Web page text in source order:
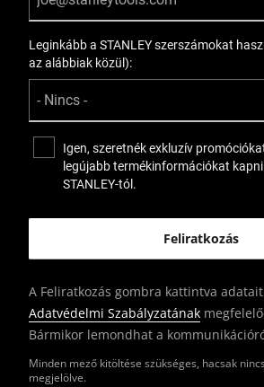
Minden mező kitöltése szükséges, hacsak
megjelölve.
Leginkább a STANLEY szerszámokat
az alábbiak közül):
Igen, szeretnék exkluzív
legújabb termékinformációkat
STANLEY-tól.
A Feliratkozás gombra kattintva adatait
Adatvédelmi Szabályzatának
Bármikor lemondhat a